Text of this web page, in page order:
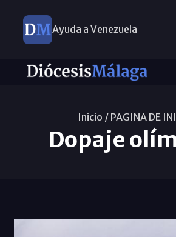
Ayuda a Venezuela
Inicio / PAGINA DE
Dopaje